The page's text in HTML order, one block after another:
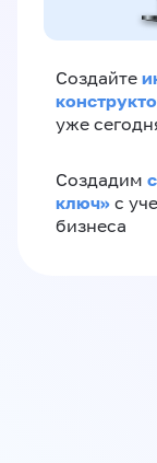
Создайте
уже
Создадим
ключ» с
бизнеса